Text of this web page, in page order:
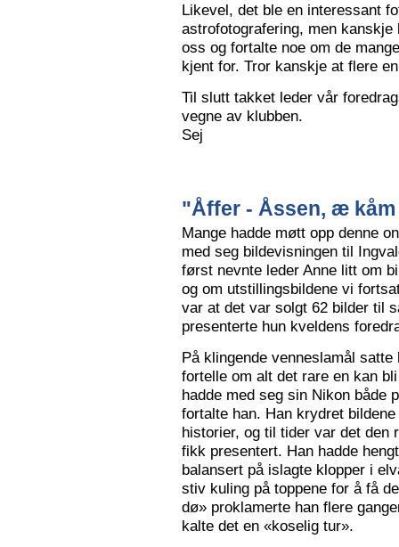
Likevel, det ble en interessant
astrofotografering, men
oss og fortalte noe om de
kjent for. Tror kanskje at flere
Til slutt takket leder vår
vegne av klubben.
Sej
"Åffer - Åssen, æ
Mange hadde møtt opp denne
med seg bildevisningen til
først nevnte leder Anne litt om
og om utstillingsbildene vi
var at det var solgt 62 bilder til
presenterte hun kveldens
På klingende venneslamål
fortelle om alt det rare en kan
hadde med seg sin Nikon både
fortalte han. Han krydret
historier, og til tider var det den
fikk presentert. Han hadde
balansert på islagte klopper i
stiv kuling på toppene for å få
dø» proklamerte han flere
kalte det en «koselig tur».